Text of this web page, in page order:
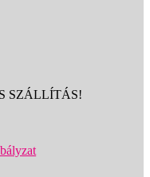
SZÁLLÍTÁS!